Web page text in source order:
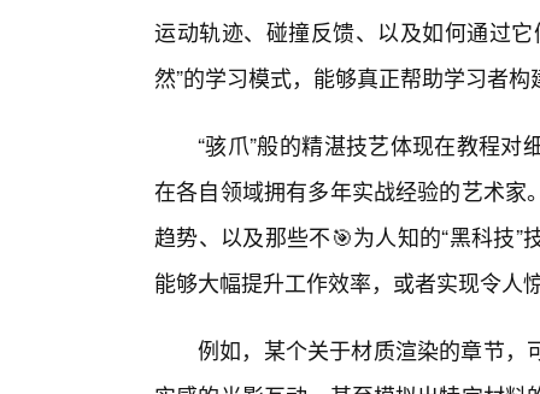
运动轨迹、碰撞反馈、以及如何通过
然”的学习模式，能够真正帮助学习者
“骇爪”般的精湛技艺体现在教程
在各自领域拥有多年实战经验的艺术
趋势、以及那些不🎯为人知的“黑科技
能够大幅提升工作效率，或者实现令人
例如，某个关于材质渲染的章节，